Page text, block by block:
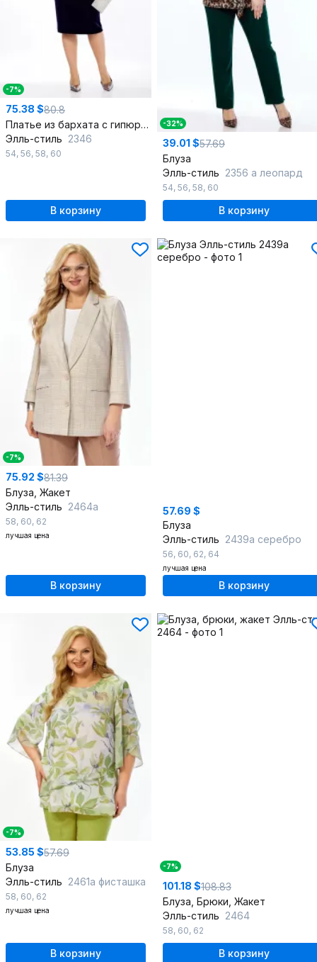
-7%
75.38 $80.8
Платье из бархата с гипюром и пайетками для ярких событий
Элль-стиль 2346
54, 56, 58, 60
В корзину
-32%
39.01 $57.69
Блуза
Элль-стиль 2356 а леопард
54, 56, 58, 60
В корзину
-7%
75.92 $81.39
Блуза, Жакет
Элль-стиль 2464а
58, 60, 62
лучшая цена
В корзину
57.69 $
Блуза
Элль-стиль 2439а серебро
56, 60, 62, 64
лучшая цена
В корзину
-7%
53.85 $57.69
Блуза
Элль-стиль 2461а фисташка
58, 60, 62
лучшая цена
В корзину
-7%
101.18 $108.83
Блуза, Брюки, Жакет
Элль-стиль 2464
58, 60, 62
В корзину